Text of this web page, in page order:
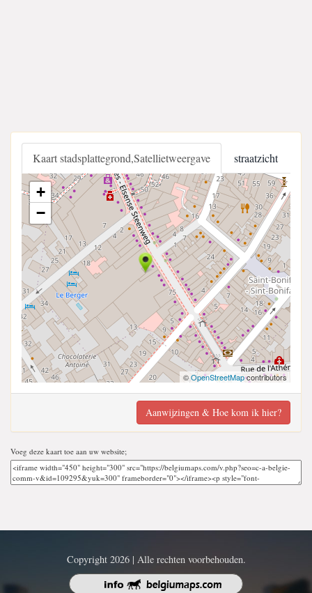
Kaart stadsplattegrond,Satellietweergave straatzicht
+
−
©OpenStreetMapcontributors
Aanwijzingen & Hoe kom ik hier?
Voeg deze kaart toe aan uw website;
Copyright 2026 | Alle rechten voorbehouden.